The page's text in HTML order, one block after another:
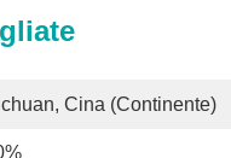
Cina (continente)